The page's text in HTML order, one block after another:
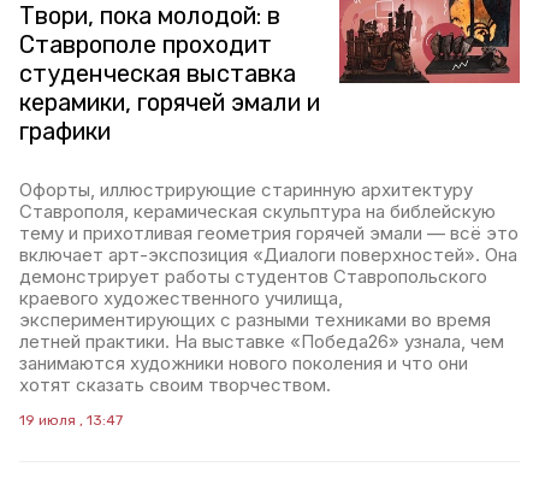
Твори, пока молодой: в
Ставрополе проходит
студенческая выставка
керамики, горячей эмали и
графики
Офорты, иллюстрирующие старинную архитектуру
Ставрополя, керамическая скульптура на библейскую
тему и прихотливая геометрия горячей эмали — всё это
включает арт-экспозиция «Диалоги поверхностей». Она
демонстрирует работы студентов Ставропольского
краевого художественного училища,
экспериментирующих с разными техниками во время
летней практики. На выставке «Победа26» узнала, чем
занимаются художники нового поколения и что они
хотят сказать своим творчеством.
19 июля , 13:47